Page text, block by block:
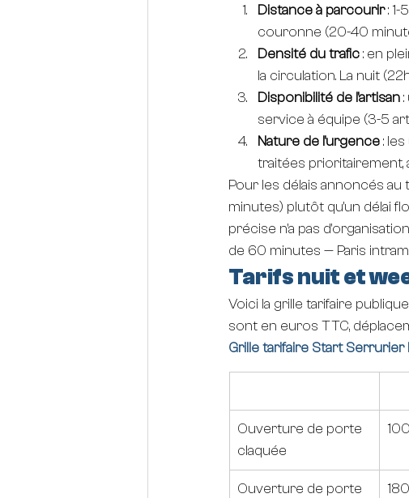
Distance à parcourir : 1-
couronne (20-40
Densité du trafic : en
la circulation. La nuit
Disponibilité de l'artisan
service à équipe (3-5
Nature de l'urgence :
traitées prioritairement,
Pour les délais annoncés
minutes) plutôt qu'un délai
précise n'a pas
de 60 minutes — Paris
Tarifs nuit et
Voici la grille tarifaire
sont en euros TTC,
Grille tarifaire Start Serrurier
Ouverture de porte
claquée
100
Ouverture de porte
180